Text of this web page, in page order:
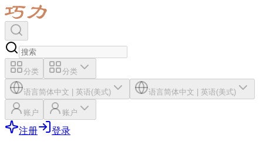
分类 分类
语言简体中文 | 英语(美式) 语言简体中文 | 英语(美式)
账户 账户
注册 登录